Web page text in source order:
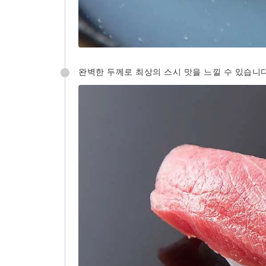
완벽한 두께로 최상의 스시 맛을 느낄 수 있습니